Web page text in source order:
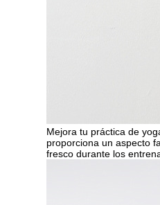
Mejora tu práctica de
proporciona un aspecto
fresco durante los